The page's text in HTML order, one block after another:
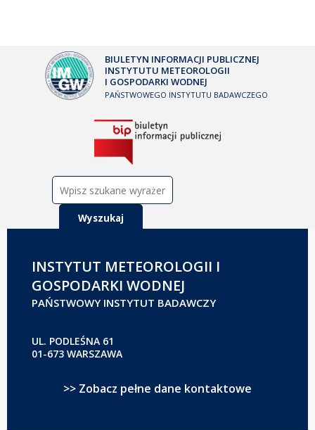
BIULETYN INFORMACJI PUBLICZNEJ
INSTYTUTU METEOROLOGII
I GOSPODARKI WODNEJ
PAŃSTWOWEGO INSTYTUTU BADAWCZEGO
INSTYTUT METEOROLOGII I
GOSPODARKI WODNEJ
PAŃSTWOWY INSTYTUT BADAWCZY
UL. PODLEŚNA 61
01-673 WARSZAWA
>> Zobacz pełne dane kontaktowe